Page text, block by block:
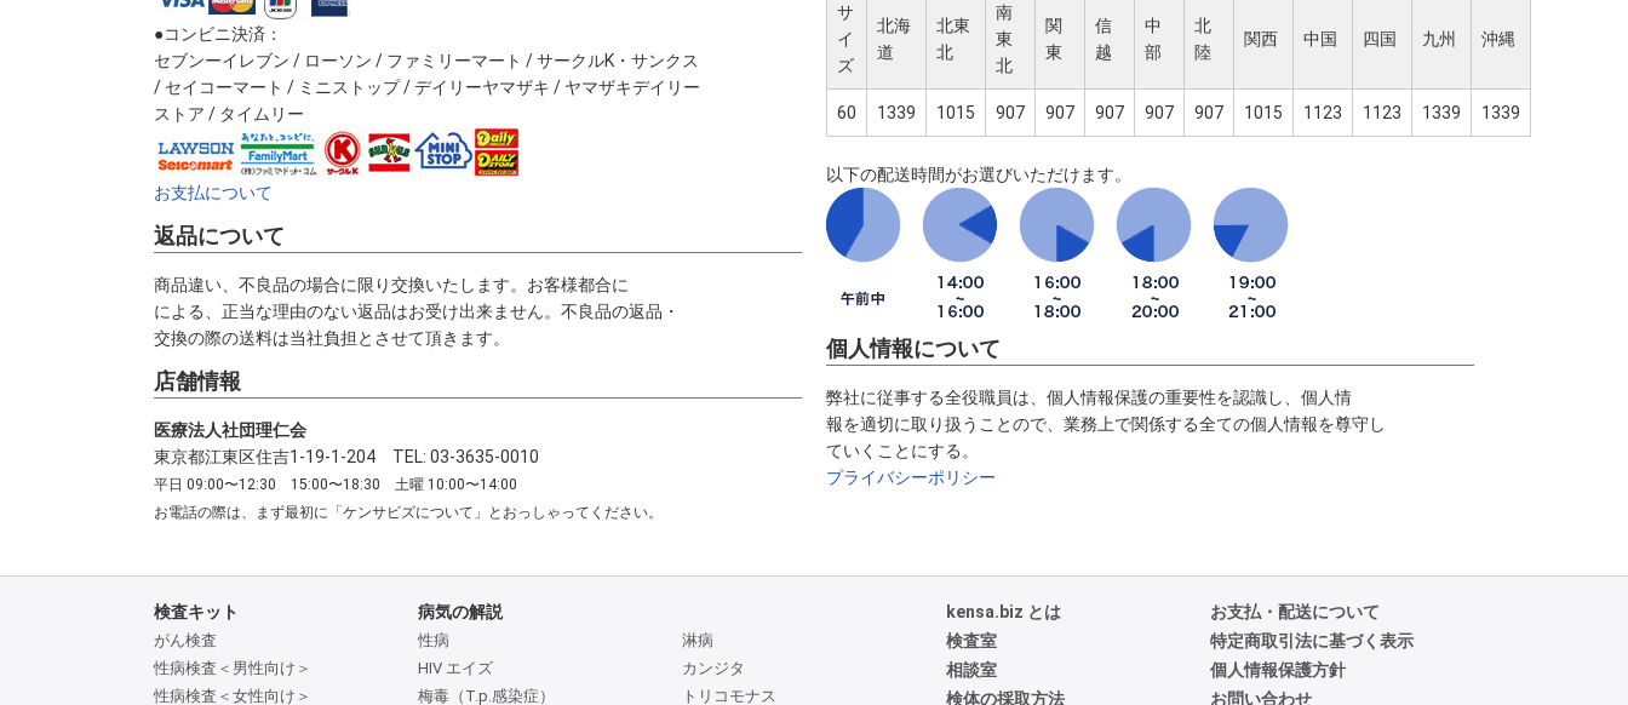
●コンビニ決済：
セブンーイレブン / ローソン / ファミリーマート / サークルK・サンクス
/ セイコーマート / ミニストップ / デイリーヤマザキ / ヤマザキデイリー
ストア / タイムリー
お支払について
返品について
商品違い、不良品の場合に限り交換いたします。お客様都合に
による、正当な理由のない返品はお受け出来ません。不良品の返品・
交換の際の送料は当社負担とさせて頂きます。
店舗情報
医療法人社団理仁会
東京都江東区住吉1-19-1-204 TEL: 03-3635-0010
平日 09:00〜12:30 15:00〜18:30 土曜 10:00〜14:00
お電話の際は、まず最初に「ケンサビズについて」とおっしゃってください。
サ
イ
ズ
北海
道
北東
北
南
東
北
関
東
信
越
中
部
北
陸
関西 中国 四国 九州 沖縄
60 1339 1015 907 907 907 907 907 1015 1123 1123 1339 1339
以下の配送時間がお選びいただけます。
個人情報について
弊社に従事する全役職員は、個人情報保護の重要性を認識し、個人情
報を適切に取り扱うことので、業務上で関係する全ての個人情報を尊守し
ていくことにする。
プライバシーポリシー
検査キット
がん検査
性病検査＜男性向け＞
性病検査＜女性向け＞
病気の解説
性病
HIV エイズ
梅毒（T.p.感染症）
淋病
カンジタ
トリコモナス
kensa.biz とは
検査室
相談室
検体の採取方法
お支払・配送について
特定商取引法に基づく表示
個人情報保護方針
お問い合わせ